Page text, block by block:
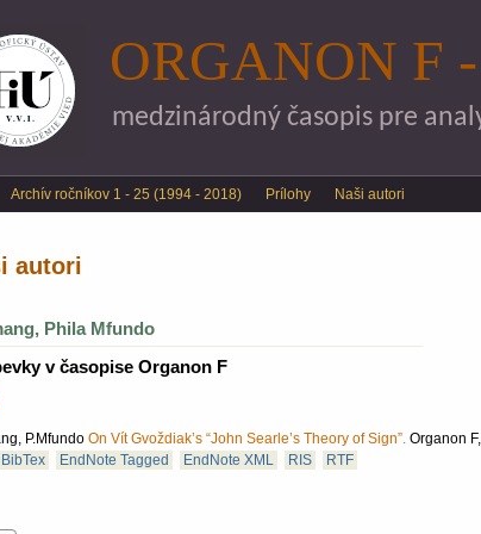
ORGANON F
medzinárodný časopis pre
Archív ročníkov 1 - 25 (1994 - 2018) Prílohy Naši autori
autori
Phila Mfundo
v časopise Organon F
P.Mfundo On Vít Gvoždiak’s “John Searle’s Theory of Sign”. Organon
BibTex EndNote Tagged EndNote XML RIS RTF